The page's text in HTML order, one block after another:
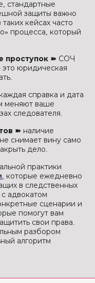
стандартные
защиты важно
кейсах часто
процесса, который
проступок ➽ СОЧ
юридическая
каждая справка и дата
меняют ваше
следователя.
➽ наличие
снимает вину само
дело.
практики
, которые ежедневно
в следственных
адвокатом
сценарии и
помогут вам
свои права.
разбором
алгоритм